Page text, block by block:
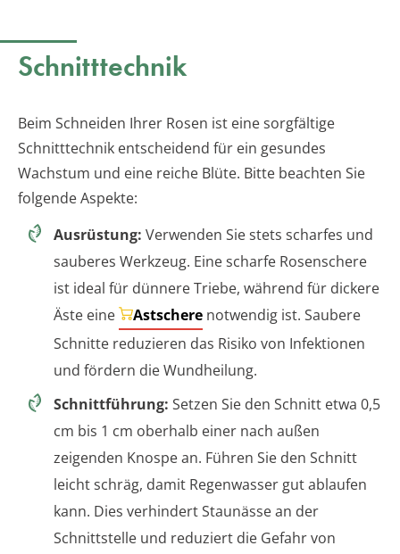
Schnitttechnik
Beim Schneiden Ihrer Rosen ist eine sorgfältige
Schnitttechnik entscheidend für ein gesundes
Wachstum und eine reiche Blüte. Bitte beachten Sie
folgende Aspekte:
Ausrüstung: Verwenden Sie stets scharfes und
sauberes Werkzeug. Eine scharfe Rosenschere
ist ideal für dünnere Triebe, während für dickere
Äste eine
Astschere notwendig ist. Saubere
Schnitte reduzieren das Risiko von Infektionen
und fördern die Wundheilung.
Schnittführung: Setzen Sie den Schnitt etwa 0,5
cm bis 1 cm oberhalb einer nach außen
zeigenden Knospe an. Führen Sie den Schnitt
leicht schräg, damit Regenwasser gut ablaufen
kann. Dies verhindert Staunässe an der
Schnittstelle und reduziert die Gefahr von